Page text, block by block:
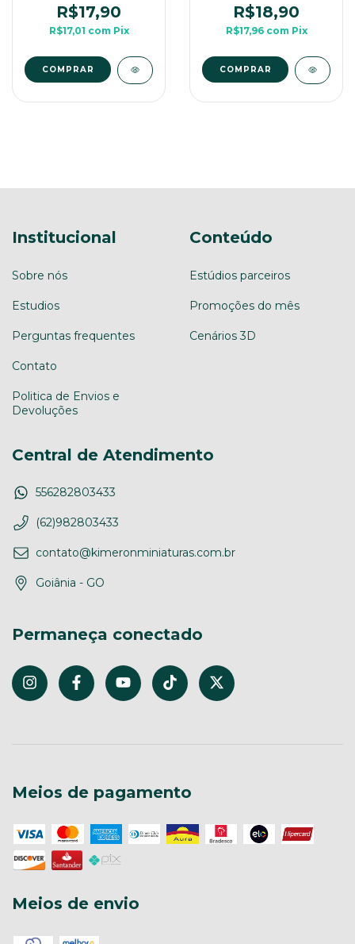
Mesa
R$17,90
R$17,01 com Pix
COMPRAR
3D Média Para RPG
de Mesa
R$18,90
R$17,96 com Pix
COMPRAR
Institucional
Sobre nós
Estudios
Perguntas frequentes
Contato
Politica de Envios e
Devoluções
Conteúdo
Estúdios parceiros
Promoções do mês
Cenários 3D
Central de Atendimento
556282803433
(62)982803433
contato@kimeronminiaturas.com.br
Goiânia - GO
Permaneça conectado
Meios de pagamento
Meios de envio